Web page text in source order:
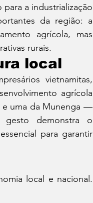
a industrialização
da região: a
agrícola, mas
rurais.
local
vietnamitas,
agrícola
e uma da Munenga —
gesto demonstra o
para garantir
local e nacional.